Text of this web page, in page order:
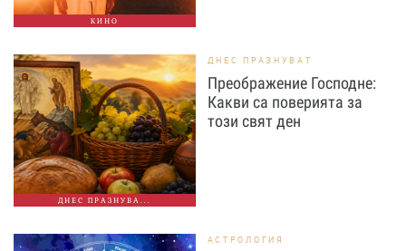
КИНО
ДНЕС ПРАЗНУВА...
ДНЕС ПРАЗНУВАТ
Преображение Господне:
Какви са поверията за
този свят ден
АСТРОЛОГИЯ